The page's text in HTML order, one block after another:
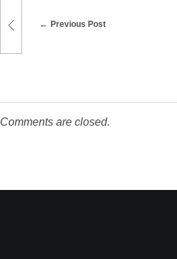
Previous Post
Comments are closed.